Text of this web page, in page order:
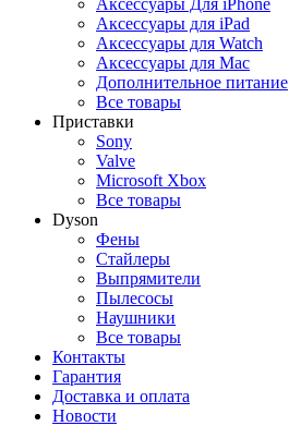
Аксессуары Для iPhone
Аксессуары для iPad
Аксессуары для Watch
Аксессуары для Mac
Дополнительное питание
Все товары
Приставки
Sony
Valve
Microsoft Xbox
Все товары
Dyson
Фены
Стайлеры
Выпрямители
Пылесосы
Наушники
Все товары
Контакты
Гарантия
Доставка и оплата
Новости